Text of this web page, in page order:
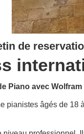
de
Piano avec
pianistes âgés de